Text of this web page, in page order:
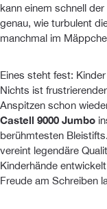
kann einem schnell
genau, wie turbulent
manchmal im
Eines steht fest:
Nichts ist
Anspitzen schon
Castell 9000 Jumbo
berühmtesten
vereint legendäre
Kinderhände
Freude am Schreiben